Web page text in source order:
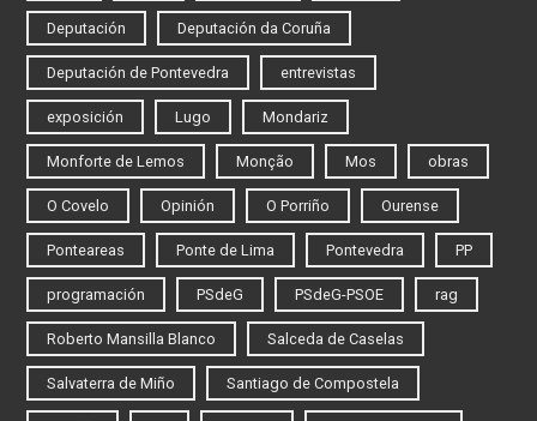
Deputación Deputación da Coruña
Deputación de Pontevedra entrevistas
exposición Lugo Mondariz
Monforte de Lemos Monção Mos obras
O Covelo Opinión O Porriño Ourense
Ponteareas Ponte de Lima Pontevedra PP
programación PSdeG PSdeG-PSOE rag
Roberto Mansilla Blanco Salceda de Caselas
Salvaterra de Miño Santiago de Compostela